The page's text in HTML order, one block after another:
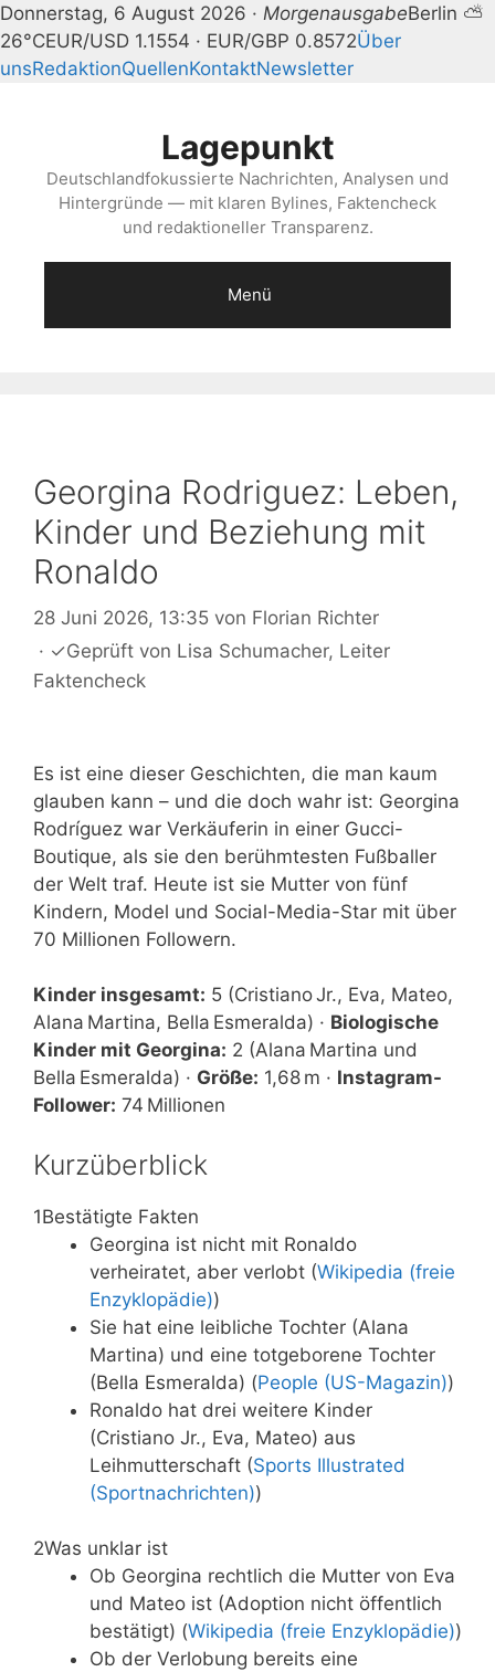
Donnerstag, 6 August 2026 · MorgenausgabeBerlin ⛅
26°CEUR/USD 1.1554 · EUR/GBP 0.8572Über
unsRedaktionQuellenKontaktNewsletter
Lagepunkt
Deutschlandfokussierte Nachrichten, Analysen und
Hintergründe — mit klaren Bylines, Faktencheck
und redaktioneller Transparenz.
Menü
Georgina Rodriguez: Leben,
Kinder und Beziehung mit
Ronaldo
28 Juni 2026, 13:35 von Florian Richter
· ✓Geprüft von Lisa Schumacher, Leiter
Faktencheck
Es ist eine dieser Geschichten, die man kaum
glauben kann – und die doch wahr ist: Georgina
Rodríguez war Verkäuferin in einer Gucci-
Boutique, als sie den berühmtesten Fußballer
der Welt traf. Heute ist sie Mutter von fünf
Kindern, Model und Social-Media-Star mit über
70 Millionen Followern.
Kinder insgesamt: 5 (Cristiano Jr., Eva, Mateo,
Alana Martina, Bella Esmeralda) · Biologische
Kinder mit Georgina: 2 (Alana Martina und
Bella Esmeralda) · Größe: 1,68 m · Instagram-
Follower: 74 Millionen
Kurzüberblick
1Bestätigte Fakten
Georgina ist nicht mit Ronaldo
verheiratet, aber verlobt (Wikipedia (freie
Enzyklopädie))
Sie hat eine leibliche Tochter (Alana
Martina) und eine totgeborene Tochter
(Bella Esmeralda) (People (US-Magazin))
Ronaldo hat drei weitere Kinder
(Cristiano Jr., Eva, Mateo) aus
Leihmutterschaft (Sports Illustrated
(Sportnachrichten))
2Was unklar ist
Ob Georgina rechtlich die Mutter von Eva
und Mateo ist (Adoption nicht öffentlich
bestätigt) (Wikipedia (freie Enzyklopädie))
Ob der Verlobung bereits eine